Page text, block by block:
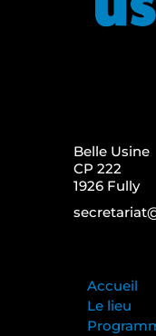
Belle Usine
CP 222
1926 Fully
Accueil
Le lieu